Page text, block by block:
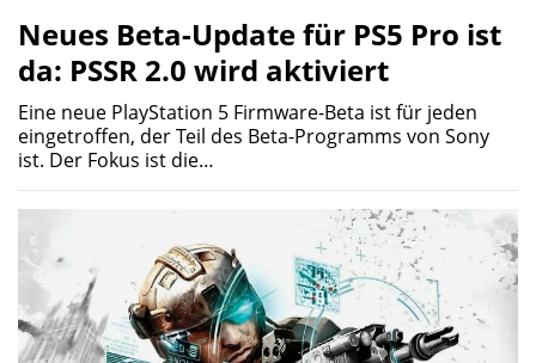
Neues Beta-Update für PS5 Pro ist
da: PSSR 2.0 wird aktiviert
Eine neue PlayStation 5 Firmware-Beta ist für jeden
eingetroffen, der Teil des Beta-Programms von Sony
ist. Der Fokus ist die…